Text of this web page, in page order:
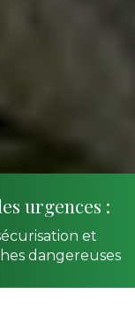
urgences :
et
dangereuses